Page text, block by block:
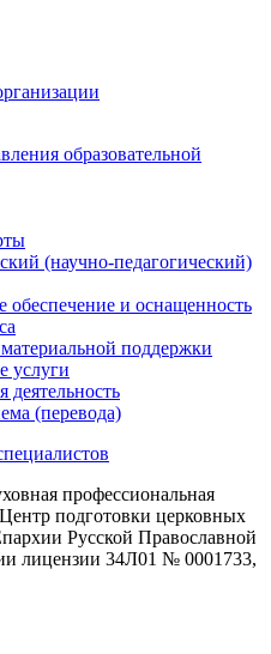
образовательной
(научно-педагогический)
обеспечение и оснащенность
поддержки
услуги
деятельность
(перевода)
профессиональная
подготовки церковных
Русской Православной
лицензии 34Л01 № 0001733,